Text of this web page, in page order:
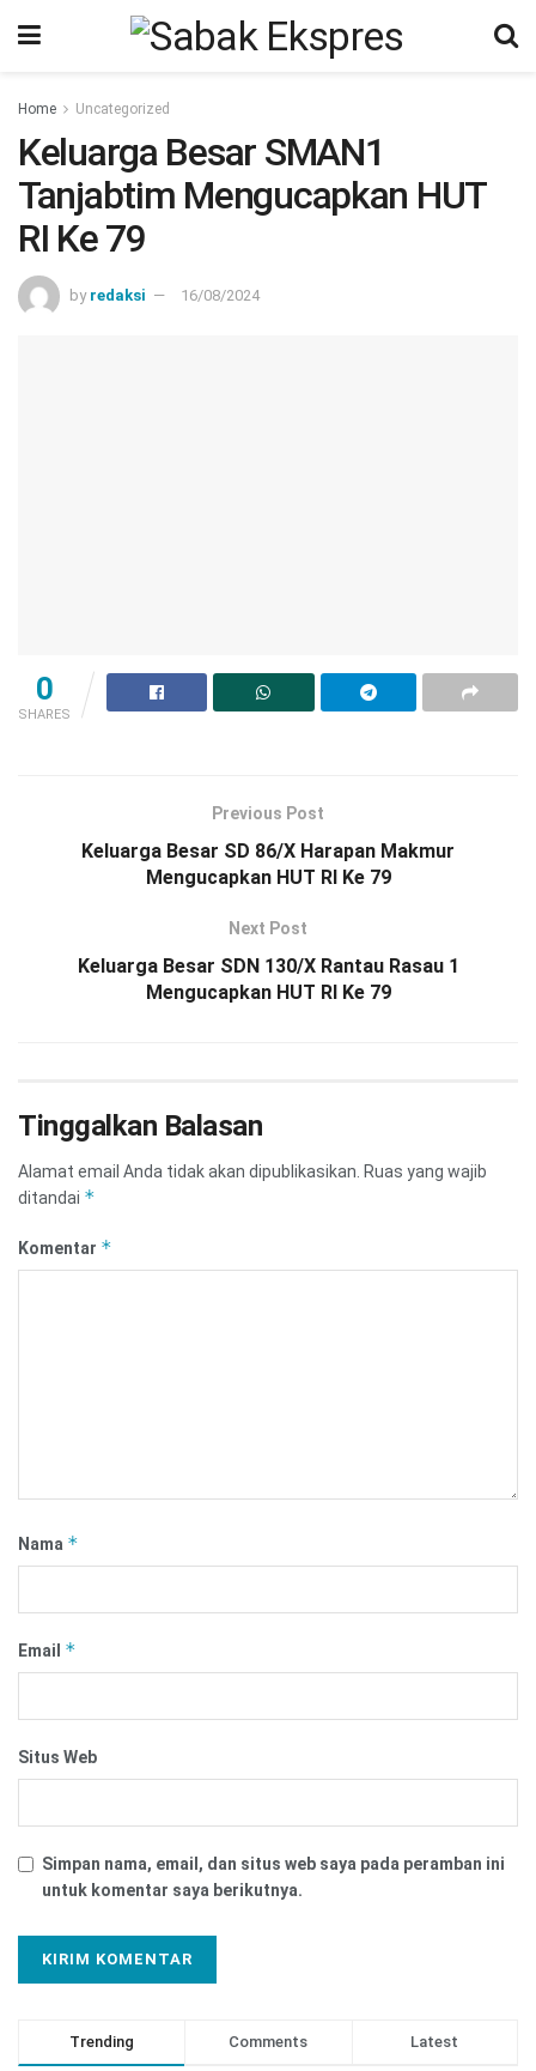
Home Uncategorized
Keluarga Besar SMAN1
Tanjabtim Mengucapkan HUT
RI Ke 79
by redaksi 16/08/2024
0
SHARES
Previous Post
Keluarga Besar SD 86/X Harapan Makmur
Mengucapkan HUT RI Ke 79
Next Post
Keluarga Besar SDN 130/X Rantau Rasau 1
Mengucapkan HUT RI Ke 79
Tinggalkan Balasan
Alamat email Anda tidak akan dipublikasikan. Ruas yang wajib
ditandai *
Komentar *
Nama *
Email *
Situs Web
Simpan nama, email, dan situs web saya pada peramban ini
untuk komentar saya berikutnya.
Trending Comments Latest